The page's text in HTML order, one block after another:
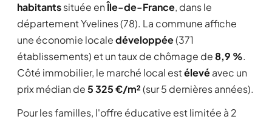
habitantssituée enÎle-de-France, dans le
département Yvelines (78). La commune affiche
une économie localedéveloppée(371
établissements) et un taux de chômage de8,9 %.
Côté immobilier, le marché local estélevéavec un
prix médian de5 325 €/m²(sur 5 dernières années).
Pour les familles, l'offre éducative est limitée à 2